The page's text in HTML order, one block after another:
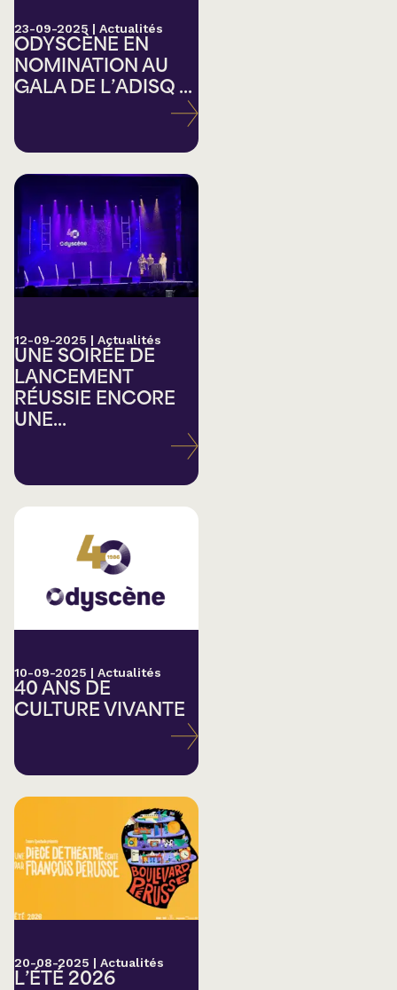
23-09-2025 | Actualités
ODYSCÈNE EN
NOMINATION AU
GALA DE L’ADISQ ...
12-09-2025 | Actualités
UNE SOIRÉE DE
LANCEMENT
RÉUSSIE ENCORE
UNE...
10-09-2025 | Actualités
40 ANS DE
CULTURE VIVANTE
20-08-2025 | Actualités
L’ÉTÉ 2026